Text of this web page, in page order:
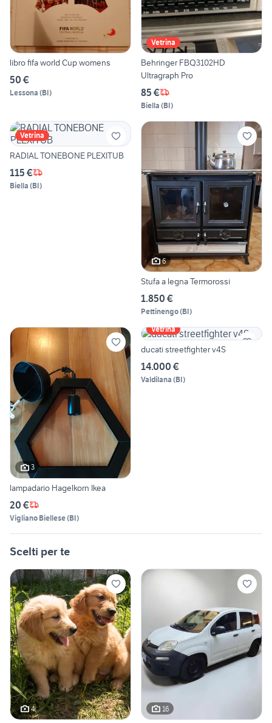
libro fifa world Cup womens
50 €
Lessona (BI)
Vetrina
Behringer FBQ3102HD
Ultragraph Pro
85 €
Biella (BI)
Vetrina
RADIAL TONEBONE PLEXITUB
115 €
Biella (BI)
6
Stufa a legna Termorossi
1.850 €
Pettinengo(BI)
3
lampadario Hagelkorn Ikea
20 €
Vigliano Biellese(BI)
Vetrina
ducati streetfighter v4S
14.000 €
Valdilana (BI)
Scelti per te
4 16